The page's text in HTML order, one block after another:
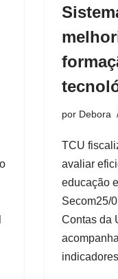
por Debora
TCU
avaliar
educação
Secom25/
Contas da